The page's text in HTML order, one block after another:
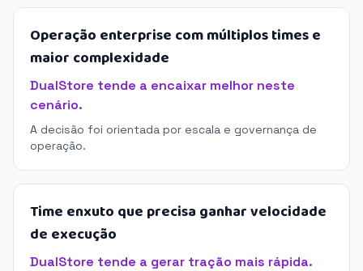
Operação enterprise com múltiplos times e
maior complexidade
DualStore tende a encaixar melhor neste
cenário.
A decisão foi orientada por escala e governança de
operação.
Time enxuto que precisa ganhar velocidade
de execução
DualStore tende a gerar tração mais rápida.